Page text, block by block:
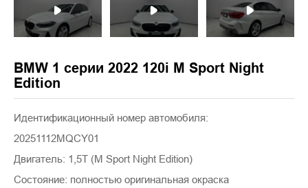
BMW 1 серии 2022 120i M Sport Night
Edition
Идентификационный номер автомобиля:
20251112MQCY01
Двигатель: 1,5T (M Sport Night Edition)
Состояние: полностью оригинальная окраска